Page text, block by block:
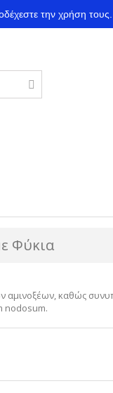
Φύκια
αμινοξέων, καθώς
nodosum.
την χρήση τους.